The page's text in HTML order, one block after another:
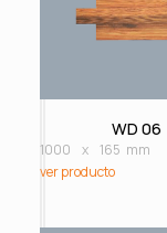
WD 06
1000 x 165 mm
ver producto